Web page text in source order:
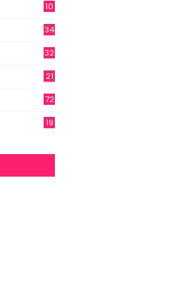
10
34
32
21
72
19